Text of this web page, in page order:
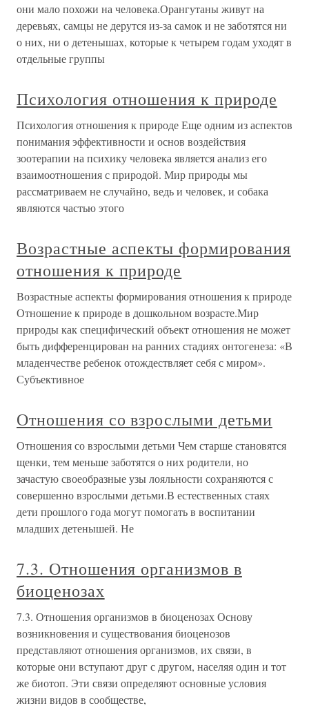
они мало похожи на человека.Орангутаны живут на
деревьях, самцы не дерутся из-за самок и не заботятся ни
о них, ни о детенышах, которые к четырем годам уходят в
отдельные группы
Психология отношения к природе
Психология отношения к природе Еще одним из аспектов
понимания эффективности и основ воздействия
зоотерапии на психику человека является анализ его
взаимоотношения с природой. Мир природы мы
рассматриваем не случайно, ведь и человек, и собака
являются частью этого
Возрастные аспекты формирования
отношения к природе
Возрастные аспекты формирования отношения к природе
Отношение к природе в дошкольном возрасте.Мир
природы как специфический объект отношения не может
быть дифференцирован на ранних стадиях онтогенеза: «В
младенчестве ребенок отождествляет себя с миром».
Субъективное
Отношения со взрослыми детьми
Отношения со взрослыми детьми Чем старше становятся
щенки, тем меньше заботятся о них родители, но
зачастую своеобразные узы лояльности сохраняются с
совершенно взрослыми детьми.В естественных стаях
дети прошлого года могут помогать в воспитании
младших детенышей. Не
7.3. Отношения организмов в
биоценозах
7.3. Отношения организмов в биоценозах Основу
возникновения и существования биоценозов
представляют отношения организмов, их связи, в
которые они вступают друг с другом, населяя один и тот
же биотоп. Эти связи определяют основные условия
жизни видов в сообществе,